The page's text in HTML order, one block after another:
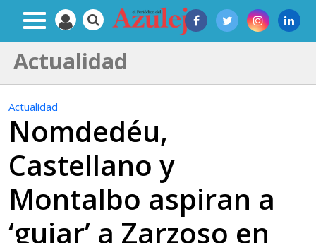
Actualidad
Actualidad
Nomdedéu,
Castellano y
Montalbo aspiran a
‘guiar’ a Zarzoso en